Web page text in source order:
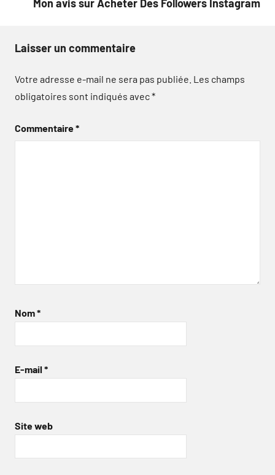
Mon avis sur Acheter Des Followers Instagram
Laisser un commentaire
Votre adresse e-mail ne sera pas publiée. Les champs
obligatoires sont indiqués avec*
Commentaire*
Nom*
E-mail *
Site web